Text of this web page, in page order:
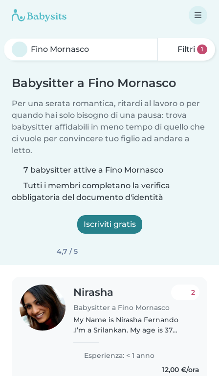
Filtri 1
Babysitter a Fino Mornasco
Per una serata romantica, ritardi al lavoro o per
quando hai solo bisogno di una pausa: trova
babysitter affidabili in meno tempo di quello che
ci vuole per convincere tuo figlio ad andare a
letto.
7 babysitter attive a Fino Mornasco
Tutti i membri completano la verifica
obbligatoria del documento d'identità
Iscriviti gratis
4,7 / 5
Nirasha
Babysitter a Fino Mornasco
2
My Name is Nirasha Fernando
.I’m a Srilankan. My age is 37
diploma in early childhood
studies and I have experience
with child care. I love traveling
Esperienza: < 1 anno
12,00 €/ora